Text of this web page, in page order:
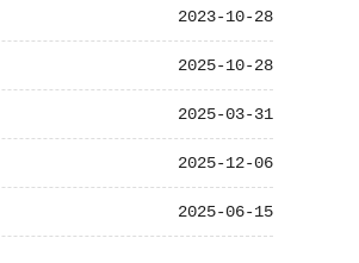
2023-10-28
2025-10-28
2025-03-31
2025-12-06
2025-06-15